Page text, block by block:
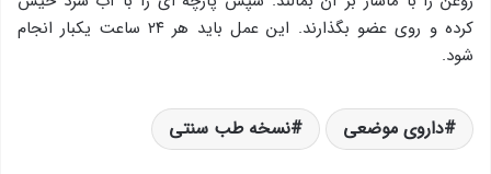
کرده و روی عضو بگذارند. این عمل باید هر ۲۴ ساعت یکبار انجام
شود.
داروی موضعی نسخه طب سنتی